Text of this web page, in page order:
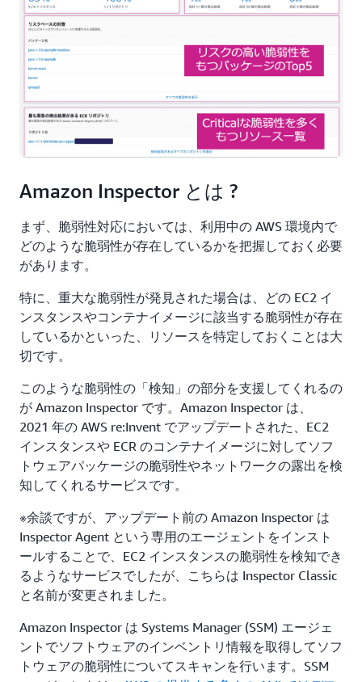
Amazon Inspector とは ?
まず、脆弱性対応においては、利用中の AWS 環境内で
どのような脆弱性が存在しているかを把握しておく必要
があります。
特に、重大な脆弱性が発見された場合は、どの EC2 イ
ンスタンスやコンテナイメージに該当する脆弱性が存在
しているかといった、リソースを特定しておくことは大
切です。
このような脆弱性の「検知」の部分を支援してくれるの
が Amazon Inspector です。Amazon Inspector は、
2021 年の AWS re:Invent でアップデートされた、EC2
インスタンスや ECR のコンテナイメージに対してソフ
トウェアパッケージの脆弱性やネットワークの露出を検
知してくれるサービスです。
※余談ですが、アップデート前の Amazon Inspector は
Inspector Agent という専用のエージェントをインスト
ールすることで、EC2 インスタンスの脆弱性を検知でき
るようなサービスでしたが、こちらは Inspector Classic
と名前が変更されました。
Amazon Inspector は Systems Manager (SSM) エージェ
ントでソフトウェアのインベントリ情報を取得してソフ
トウェアの脆弱性についてスキャンを行います。SSM